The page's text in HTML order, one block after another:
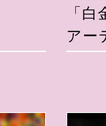
「
アー